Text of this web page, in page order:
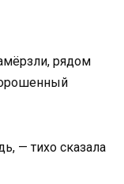
рядом
— тихо сказала